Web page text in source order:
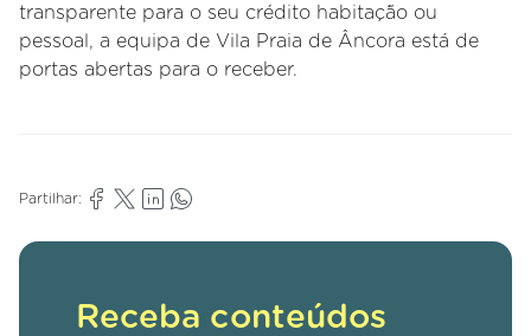
transparente para o seu crédito habitação ou
pessoal, a equipa de Vila Praia de Âncora está de
portas abertas para o receber.
Partilhar:
Receba conteúdos